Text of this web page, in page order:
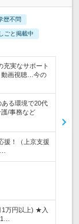
歴不問
ごと掲載中
充実なサポート
動画視聴…今の
る環境で20代
/事務など
援！（上京支援
1万円以上) ★入